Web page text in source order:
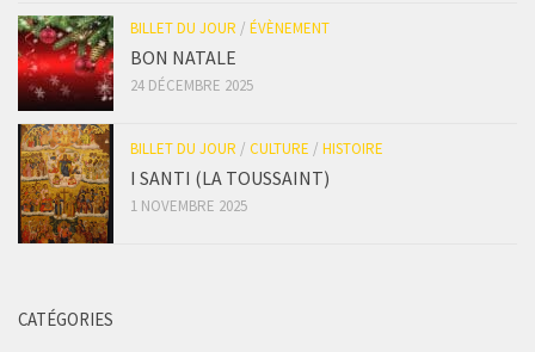
BILLET DU JOUR / ÉVÈNEMENT
BON NATALE
24 DÉCEMBRE 2025
BILLET DU JOUR / CULTURE / HISTOIRE
I SANTI (LA TOUSSAINT)
1 NOVEMBRE 2025
CATÉGORIES